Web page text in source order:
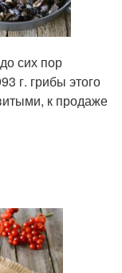
сих пор
г. грибы этого
к продаже